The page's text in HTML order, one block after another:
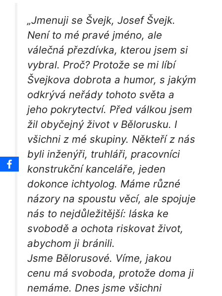
„Jmenuji se Švejk, Josef Švejk.
Není to mé pravé jméno, ale
válečná přezdívka, kterou jsem si
vybral. Proč? Protože se mi líbí
Švejkova dobrota a humor, s jakým
odkrývá neřády tohoto světa a
jeho pokrytectví. Před válkou jsem
žil obyčejný život v Bělorusku. I
všichni z mé skupiny. Někteří z nás
byli inženýři, truhláři, pracovníci
konstrukční kanceláře, jeden
dokonce ichtyolog. Máme různé
názory na spoustu věcí, ale spojuje
nás to nejdůležitější: láska ke
svobodě a ochota riskovat život,
abychom ji bránili.
Jsme Bělorusové. Víme, jakou
cenu má svoboda, protože doma ji
nemáme. Dnes jsme všichni